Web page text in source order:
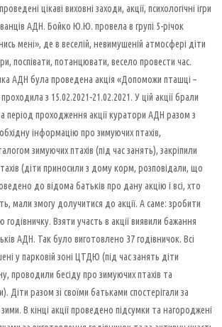
цікаві виховні заходи, акції, психологічні ігри
АДН. Бойко Ю.Ю. провела в групі 5-річок
мені», де в веселій, невимушеній атмосфері діти
поспівати, потанцювати, весело провести час.
АДН була проведена акція «Допоможи пташці –
з 15.02.2021-21.02.2021. У цій акції брали
період проходження акції куратори АДН разом з
інформацію про зимуючих птахів,
зимуючих птахів (під час занять), закріпили
(діти приносили з дому корм, розповідали, що
до відома батьків про дану акцію і всі, хто
мали змогу долучитися до акції. А саме: зробити
Взяти участь в акції виявили бажання
АДН. Так було виготовлено 37 годівничок. Всі
у парковій зоні ЦТДЮ (під час занять діти
проводили бесіду про зимуючих птахів та
Діти разом зі своїми батьками спостерігали за
В кінці акції проведено підсумки та нагороджені